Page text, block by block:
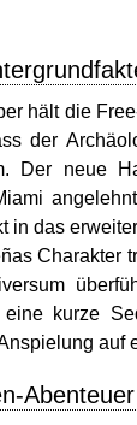
hält die
der
Der neue
in das
Charakter
eine kurze
auf